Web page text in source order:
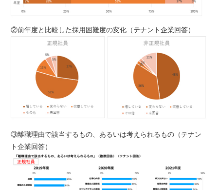
②前年度と比較した採用困難度の変化（テナント企業回答）
③離職理由で該当するもの、あるいは考えられるもの（テナン
ト企業回答）